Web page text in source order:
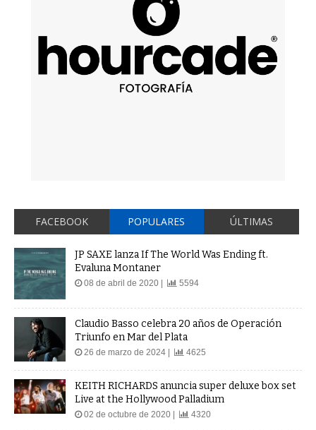
FACEBOOK POPULARES ÚLTIMAS
JP SAXE lanza If The World Was Ending ft.
Evaluna Montaner
08 de abril de 2020 | 5594
Claudio Basso celebra 20 años de Operación
Triunfo en Mar del Plata
26 de marzo de 2024 | 4625
KEITH RICHARDS anuncia super deluxe box set
Live at the Hollywood Palladium
02 de octubre de 2020 | 4320